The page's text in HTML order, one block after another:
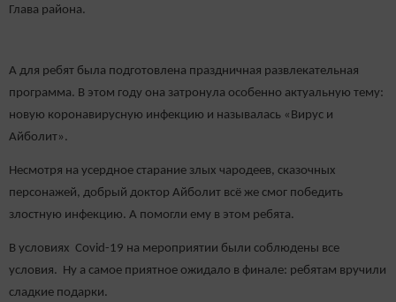
Глава района.
А для ребят была подготовлена праздничная развлекательная
программа. В этом году она затронула особенно актуальную тему:
новую коронавирусную инфекцию и называлась «Вирус и
Айболит».
Несмотря на усердное старание злых чародеев, сказочных
персонажей, добрый доктор Айболит всё же смог победить
злостную инфекцию. А помогли ему в этом ребята.
В условиях Covid-19 на мероприятии были соблюдены все
условия. Ну а самое приятное ожидало в финале: ребятам вручили
сладкие подарки.